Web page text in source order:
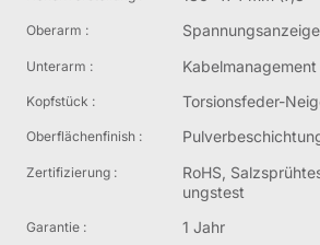
Oberarm : Spannungsanzeige
Unterarm : Kabelmanagement
Kopfstück : Torsionsfeder-
Oberflächenfinish :
Zertifizierung :
RoHS,
ungstest
Garantie : 1 Jahr